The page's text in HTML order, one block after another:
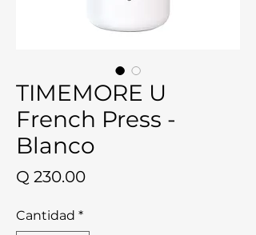
TIMEMORE U
French Press -
Blanco
Q 230.00Precio
Cantidad *